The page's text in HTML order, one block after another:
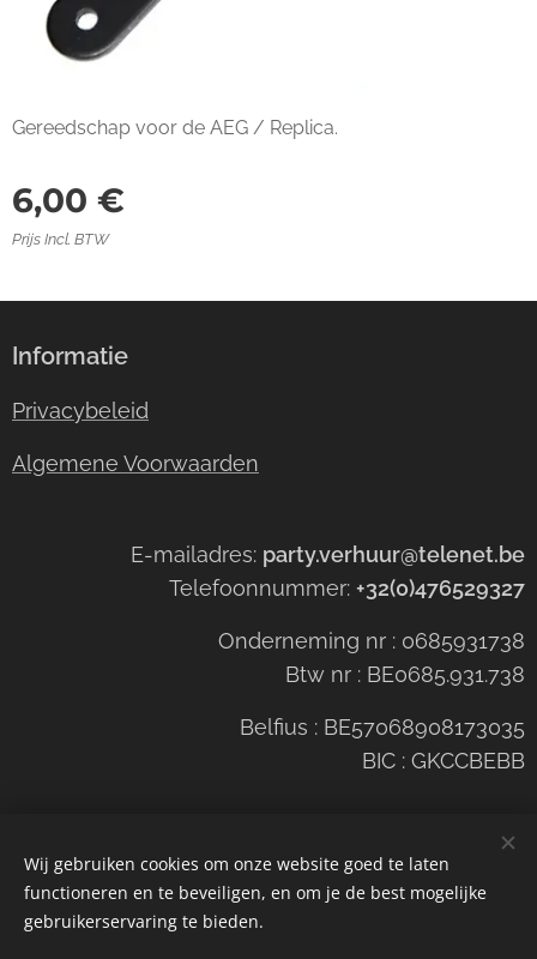
Gereedschap voor de AEG / Replica.
6,00 €
Prijs Incl. BTW
Informatie
Privacybeleid
Algemene Voorwaarden
E-mailadres: party.verhuur@telenet.be
Telefoonnummer: +32(0)476529327
Onderneming nr : 0685931738
Btw nr : BE0685.931.738
Belfius : BE57068908173035
BIC : GKCCBEBB
Cookies
Wij gebruiken cookies om onze website goed te laten
functioneren en te beveiligen, en om je de best mogelijke
gebruikerservaring te bieden.